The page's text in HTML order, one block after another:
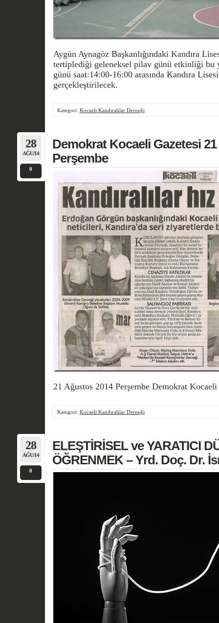
Aygün Aynagöz Başkanlığındaki Kandıra
tertiplediği geleneksel pilav günü etkinliği bu
günü saat:14:00-16:00 arasında Kandıra
gerçekleştirilecek.
Kategori: Kocaeli Kandıralılar Derneği
28
AĞU/14
0
Demokrat Kocaeli Gazetesi
Perşembe
21 Ağustos 2014 Perşembe Demokrat Kocaeli
Kategori: Kocaeli Kandıralılar Derneği
28
AĞU/14
0
ELEŞTİRİSEL ve YARATICI
ÖĞRENMEK – Yrd. Doç. Dr.